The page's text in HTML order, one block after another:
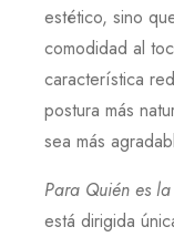
estético, sino
comodidad al
característica
postura más
sea más
Para Quién es
está dirigida